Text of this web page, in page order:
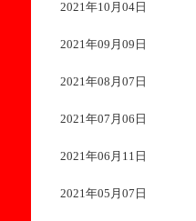
2021年10月04日
2021年09月09日
2021年08月07日
2021年07月06日
2021年06月11日
2021年05月07日